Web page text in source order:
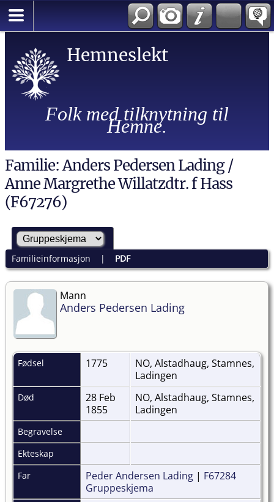
Hemneslekt
Folk med tilknytning til
Hemne.
Familie: Anders Pedersen Lading /
Anne Margrethe Willatzdtr. f Hass
(F67276)
Familieinformasjon | PDF
Mann
Anders Pedersen Lading
Fødsel 1775
NO, Alstadhaug, Stamnes,
Ladingen
Død
28 Feb
1855
NO, Alstadhaug, Stamnes,
Ladingen
Begravelse
Ekteskap
Far
Peder Andersen Lading | F67284
Gruppeskjema